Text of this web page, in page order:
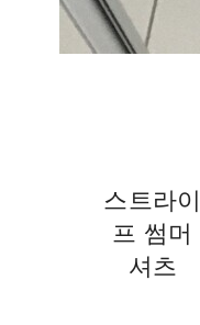
스트라이
프 썸머
셔츠